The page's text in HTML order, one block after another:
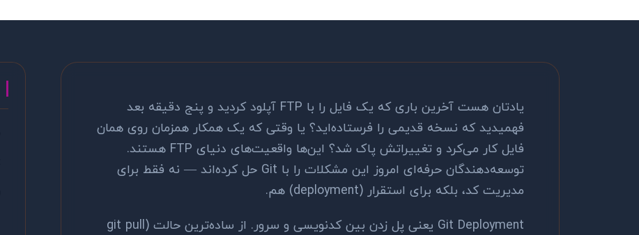
یادتان هست آخرین باری که یک فایل را با FTP آپلود کردید و پنج دقیقه بعد
فهمیدید که نسخه قدیمی را فرستاده‌اید؟ یا وقتی که یک همکار همزمان روی همان
فایل کار می‌کرد و تغییراتش پاک شد؟ این‌ها واقعیت‌های دنیای FTP هستند.
توسعه‌دهندگان حرفه‌ای امروز این مشکلات را با Git حل کرده‌اند — نه فقط برای
مدیریت کد، بلکه برای استقرار (deployment) هم.
Git Deployment یعنی پل زدن بین کدنویسی و سرور. از ساده‌ترین حالت (git pull